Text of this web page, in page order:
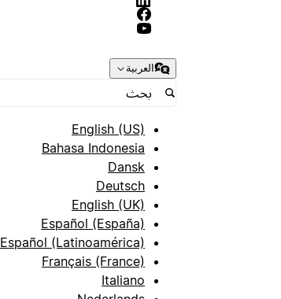
العربية
English (US)
Bahasa Indonesia
Dansk
Deutsch
English (UK)
Español (España)
Español (Latinoamérica)
Français (France)
Italiano